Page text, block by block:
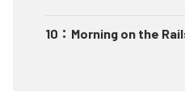
10 ： Morning on the